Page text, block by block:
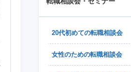
20代初めての転職相談会
女性のための転職相談会